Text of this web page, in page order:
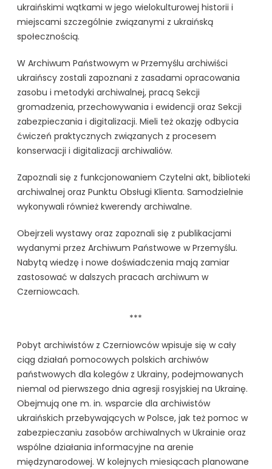
ukraińskimi wątkami w jego wielokulturowej historii i
miejscami szczególnie związanymi z ukraińską
społecznością.
W Archiwum Państwowym w Przemyślu archiwiści
ukraińscy zostali zapoznani z zasadami opracowania
zasobu i metodyki archiwalnej, pracą Sekcji
gromadzenia, przechowywania i ewidencji oraz Sekcji
zabezpieczania i digitalizacji. Mieli też okazję odbycia
ćwiczeń praktycznych związanych z procesem
konserwacji i digitalizacji archiwaliów.
Zapoznali się z funkcjonowaniem Czytelni akt, biblioteki
archiwalnej oraz Punktu Obsługi Klienta. Samodzielnie
wykonywali również kwerendy archiwalne.
Obejrzeli wystawy oraz zapoznali się z publikacjami
wydanymi przez Archiwum Państwowe w Przemyślu.
Nabytą wiedzę i nowe doświadczenia mają zamiar
zastosować w dalszych pracach archiwum w
Czerniowcach.
***
Pobyt archiwistów z Czerniowców wpisuje się w cały
ciąg działań pomocowych polskich archiwów
państwowych dla kolegów z Ukrainy, podejmowanych
niemal od pierwszego dnia agresji rosyjskiej na Ukrainę.
Obejmują one m. in. wsparcie dla archiwistów
ukraińskich przebywających w Polsce, jak też pomoc w
zabezpieczaniu zasobów archiwalnych w Ukrainie oraz
wspólne działania informacyjne na arenie
międzynarodowej. W kolejnych miesiącach planowane